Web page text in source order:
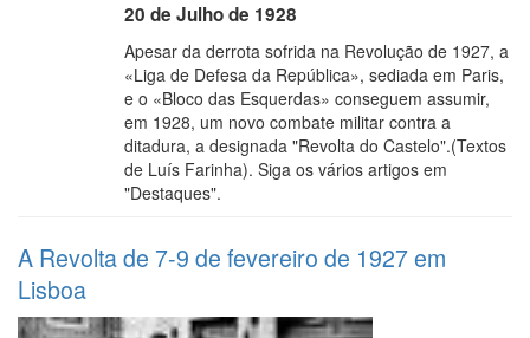
20 de Julho de 1928
Apesar da derrota sofrida na Revolução de 1927, a
«Liga de Defesa da República», sediada em Paris,
e o «Bloco das Esquerdas» conseguem assumir,
em 1928, um novo combate militar contra a
ditadura, a designada "Revolta do Castelo".(Textos
de Luís Farinha). Siga os vários artigos em
"Destaques".
A Revolta de 7-9 de fevereiro de 1927 em
Lisboa